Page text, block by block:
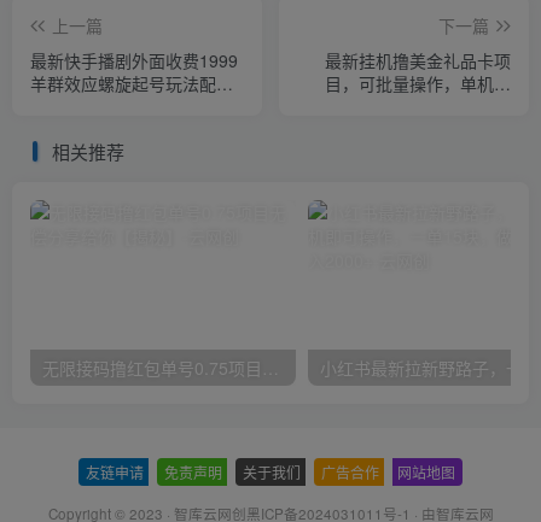
上一篇
最新快手播剧外面收费1999
羊群效应螺旋起号玩法配合
下一篇
最新挂机撸美金礼品卡项
目，可批量操作，单机器
相关推荐
无限接码撸红包单号0.75项目无偿分享给你【揭秘】
友链申请 免责声明 关于我们 广告合作 网站地图
Copyright © 2023 · 智库云网创黑ICP备2024031011号-1 · 由智库云网